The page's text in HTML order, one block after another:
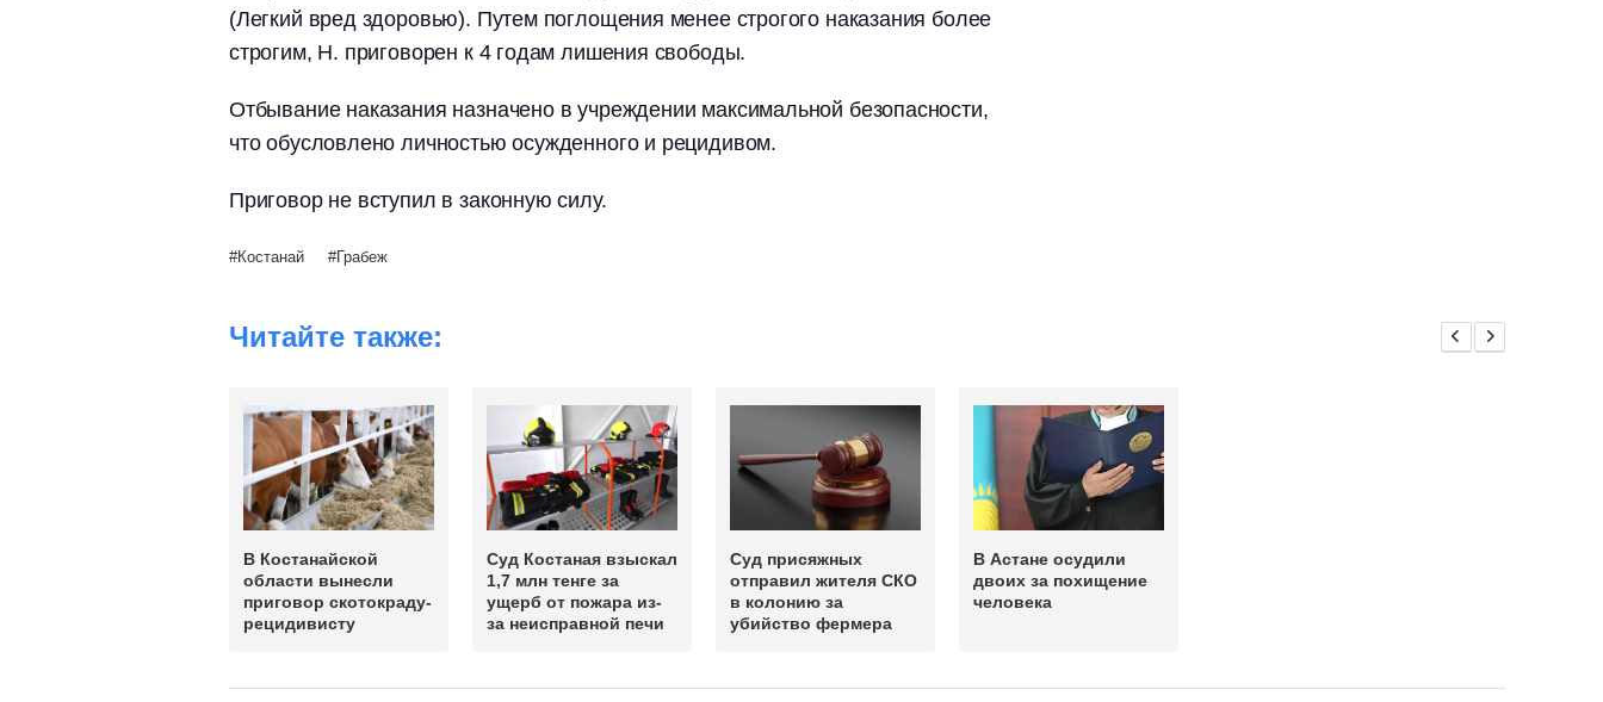
(Легкий вред здоровью). Путем поглощения менее строгого наказания более
строгим, Н. приговорен к 4 годам лишения свободы.
Отбывание наказания назначено в учреждении максимальной безопасности,
что обусловлено личностью осужденного и рецидивом.
Приговор не вступил в законную силу.
Костанай Грабеж
Читайте также:
В Костанайской
области вынесли
приговор скотокраду-
рецидивисту
Суд Костаная взыскал
1,7 млн тенге за
ущерб от пожара из-
за неисправной печи
Суд присяжных
отправил жителя СКО
в колонию за
убийство фермера
В Астане осудили
двоих за похищение
человека